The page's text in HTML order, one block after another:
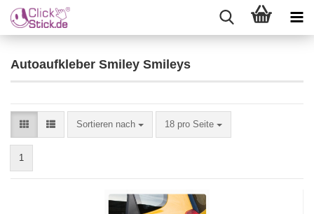
Autoaufkleber Smiley Smileys
Sortieren nach 18 pro Seite
1